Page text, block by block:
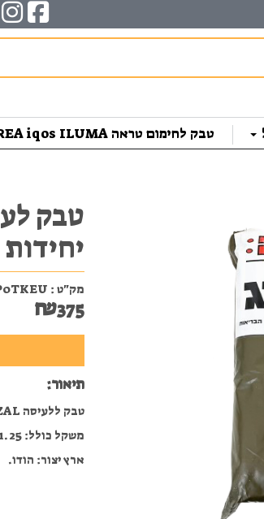
טבק לחימום טראה TEREA iqos ILUMA
יחידות של
מק"ט :
₪375
תיאור:
טבק ללעיסה AFZAL מארז 25 יחידות של 50 גרם.
משקל כולל: 1.25 ק"ג.
ארץ יצור: הודו.